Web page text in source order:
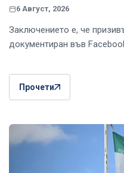
6 Август, 2026
Заключението е, че
документиран във
Прочети